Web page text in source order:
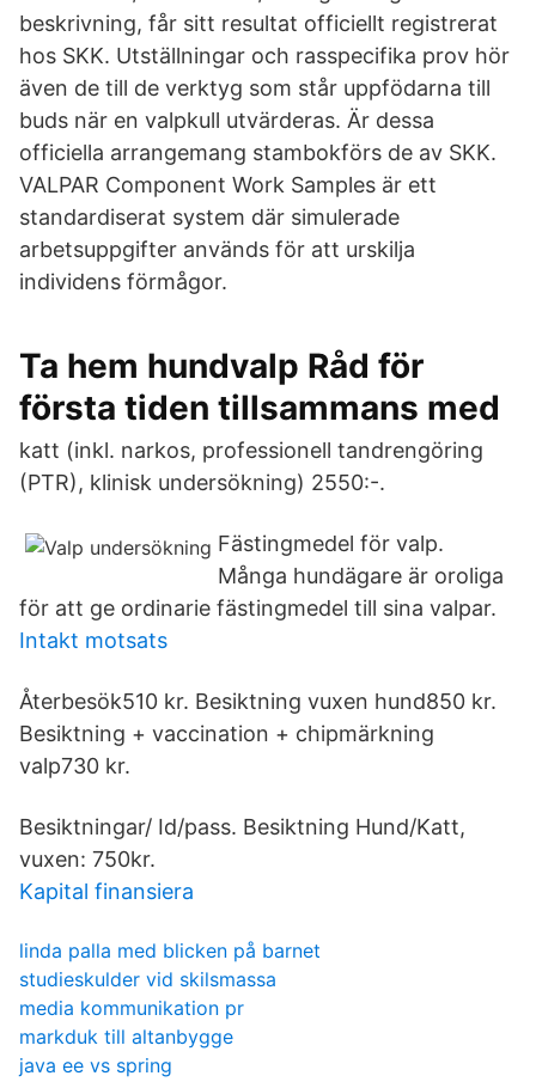
beskrivning, får sitt resultat officiellt registrerat
hos SKK. Utställningar och rasspecifika prov hör
även de till de verktyg som står uppfödarna till
buds när en valpkull utvärderas. Är dessa
officiella arrangemang stambokförs de av SKK.
VALPAR Component Work Samples är ett
standardiserat system där simulerade
arbetsuppgifter används för att urskilja
individens förmågor.
Ta hem hundvalp Råd för
första tiden tillsammans med
katt (inkl. narkos, professionell tandrengöring
(PTR), klinisk undersökning) 2550:-.
Fästingmedel för valp.
Många hundägare är oroliga
för att ge ordinarie fästingmedel till sina valpar.
Intakt motsats
Återbesök510 kr. Besiktning vuxen hund850 kr.
Besiktning + vaccination + chipmärkning
valp730 kr.
Besiktningar/ Id/pass. Besiktning Hund/Katt,
vuxen: 750kr.
Kapital finansiera
linda palla med blicken på barnet
studieskulder vid skilsmassa
media kommunikation pr
markduk till altanbygge
java ee vs spring